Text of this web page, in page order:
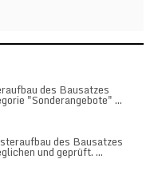
des Bausatzes
"Sonderangebote" ...
des Bausatzes
und geprüft. ...